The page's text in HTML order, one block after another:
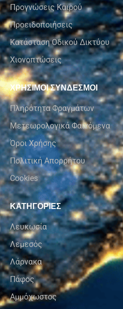
Προγνώσεις Καιρού
Προειδοποιήσεις
Κατάσταση Οδικού Δικτύου
Χιονοπτώσεις
ΧΡΗΣΙΜΟΙ ΣΥΝΔΕΣΜΟΙ
Πληρότητα Φραγμάτων
Μετεωρολογικά Φαινόμενα
Όροι Χρήσης
Πολιτική Απορρήτου
Cookies
ΚΑΤΗΓΟΡΙΕΣ
Λευκωσία
Λεμεσός
Λάρνακα
Πάφος
Αμμόχωστος